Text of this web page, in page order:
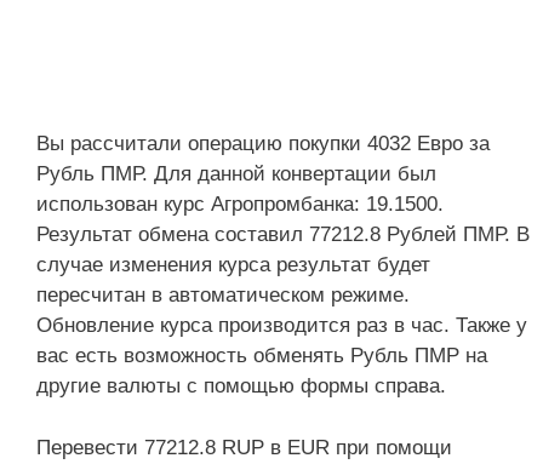
Вы рассчитали операцию покупки 4032 Евро за
Рубль ПМР. Для данной конвертации был
использован курс Агропромбанка: 19.1500.
Результат обмена составил 77212.8 Рублей ПМР. В
случае изменения курса результат будет
пересчитан в автоматическом режиме.
Обновление курса производится раз в час. Также у
вас есть возможность обменять Рубль ПМР на
другие валюты с помощью формы справа.
Перевести 77212.8 RUP в EUR при помощи